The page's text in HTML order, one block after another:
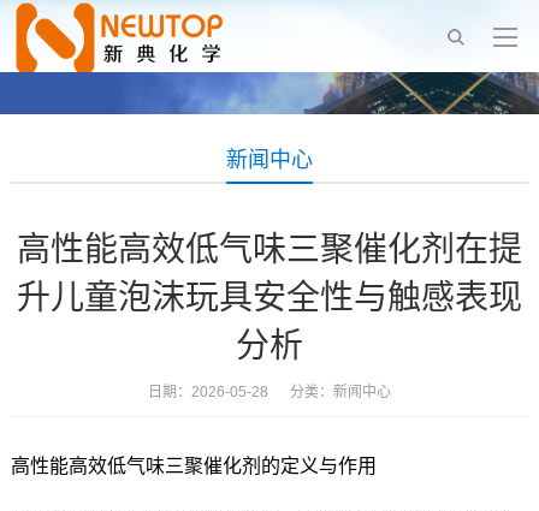
新闻中心
高性能高效低气味三聚催化剂在提
升儿童泡沫玩具安全性与触感表现
分析
日期：2026-05-28 分类： 新闻中心
高性能高效低气味三聚催化剂的定义与作用